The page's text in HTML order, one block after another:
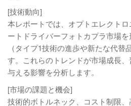
[技術動向]
本レポートでは、オプトエレクト
ートドライバーフォトカプラ市場
（タイプ1技術の進歩や新たな代替
す。これらのトレンドが市場成長
与える影響を分析します。
[市場の課題と機会]
技術的ボトルネック、コスト制限